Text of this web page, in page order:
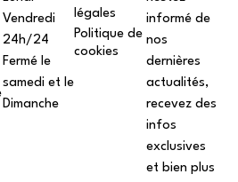
Vendredi
24h/24
Fermé le
samedi et le
Dimanche
légales
Politique de
cookies
informé de
nos
dernières
actualités,
recevez des
infos
exclusives
et bien plus